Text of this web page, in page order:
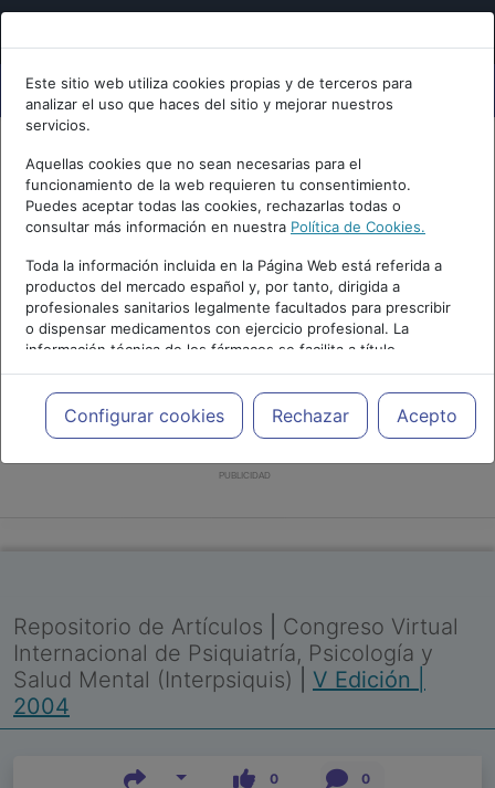
Este sitio web utiliza cookies propias y de terceros para
analizar el uso que haces del sitio y mejorar nuestros
servicios.
Aquellas cookies que no sean necesarias para el
funcionamiento de la web requieren tu consentimiento.
Puedes aceptar todas las cookies, rechazarlas todas o
consultar más información en nuestra Política de Cookies.
Toda la información incluida en la Página Web está referida a
productos del mercado español y, por tanto, dirigida a
profesionales sanitarios legalmente facultados para prescribir
o dispensar medicamentos con ejercicio profesional. La
información técnica de los fármacos se facilita a título
meramente informativo, siendo responsabilidad de los
profesionales facultados prescribir medicamentos y decidir, en
cada caso concreto, el tratamiento más adecuado a las
necesidades del paciente.
Configurar cookies Rechazar Acepto
PUBLICIDAD
Repositorio de Artículos
Congreso Virtual
Internacional de Psiquiatría, Psicología y
Salud Mental (Interpsiquis)
V Edición |
2004
0 0